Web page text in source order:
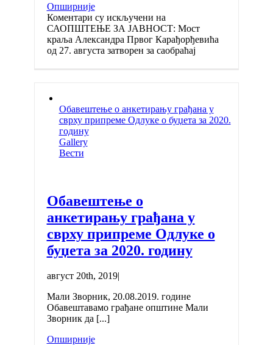
Опширније
Коментари су искључени на
САОПШТЕЊЕ ЗА ЈАВНОСТ: Мост
краља Александра Првог Карађорђевића
од 27. августа затворен за саобраћај
Обавештење о анкетирању грађана у
сврху припреме Одлуке о буџета за 2020.
годину
Gallery
Вести
Обавештење о
анкетирању грађана у
сврху припреме Одлуке о
буџета за 2020. годину
август 20th, 2019|
Мали Зворник, 20.08.2019. године
Обавештавамо грађане општине Мали
Зворник да [...]
Опширније